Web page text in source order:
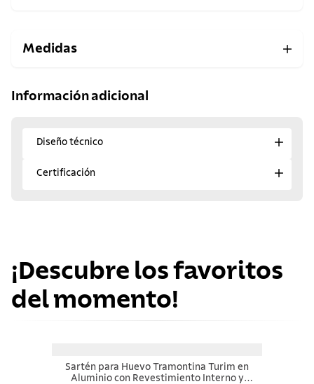
Medidas
Información adicional
Diseño técnico
Certificación
¡Descubre los favoritos
del momento!